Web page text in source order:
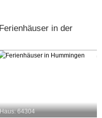
in der
64304